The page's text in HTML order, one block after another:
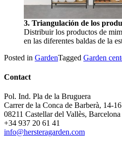
3. Triangulación de los
Distribuir los productos de
en las diferentes baldas de la
Posted in GardenTagged Garden
Contact
Pol. Ind. Pla de la Bruguera
Carrer de la Conca de Barberà, 14-16
08211 Castellar del Vallès, Barcelona
+34 937 20 61 41
info@hersteragarden.com